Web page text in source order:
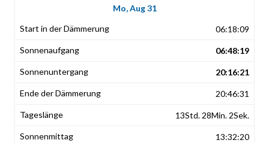
Mo, Aug 31
06:18:09
06:48:19
20:16:21
20:46:31
13Std. 28Min. 2Sek.
13:32:20